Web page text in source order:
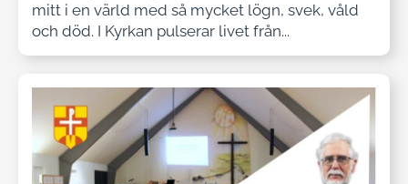
mitt i en värld med så mycket lögn, svek, våld
och död. I Kyrkan pulserar livet från...